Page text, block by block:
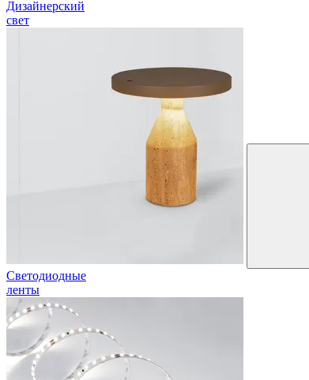
Дизайнерский
свет
Светодиодные
ленты